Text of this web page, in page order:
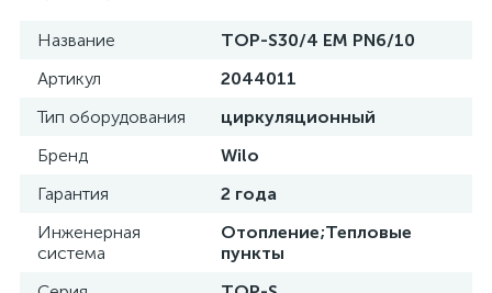
Название
TOP-S30/4 EM PN6/10
Артикул
2044011
Тип оборудования
циркуляционный
Бренд
Wilo
Гарантия
2 года
Инженерная
система
Отопление;Тепловые
пункты